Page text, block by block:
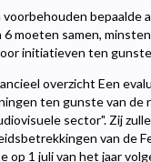
bepaalde
moeten samen,
initiatieven ten
overzicht Een
ten gunste van
sector". Zij
van de
op 1 juli van het jaar